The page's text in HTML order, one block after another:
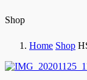
Shop
Home Shop